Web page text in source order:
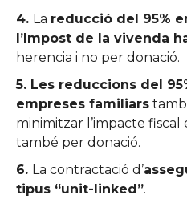
4. La reducció del 95%
l’Impost de la vivenda
herencia i no per donació.
5. Les reduccions del
empreses familiars
minimitzar l’impacte fiscal
també per donació.
6. La contractació d’
tipus “unit-linked”.